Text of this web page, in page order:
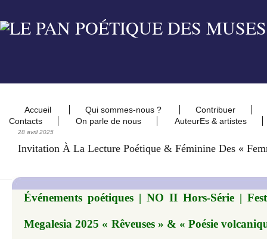
Accueil Qui sommes-nous ?
Contribuer
Contacts
On parle de nous AuteurEs & artistes
28 avril 2025
Invitation À La Lecture Poétique & Féminine Des «
Événements poétiques | NO II Hors-Série |
Megalesia 2025 « Rêveuses » & « Poésie